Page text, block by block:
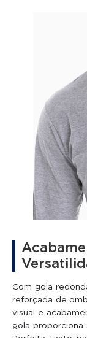
Com gola
reforçada de
visual e
gola